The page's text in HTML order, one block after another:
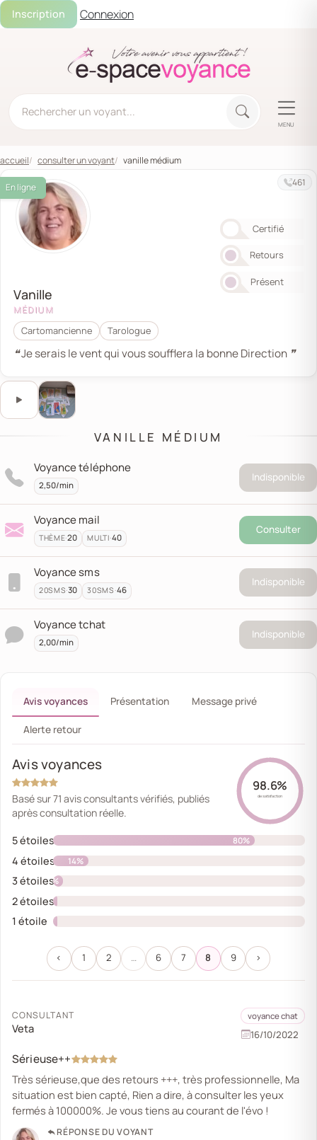
Inscription Connexion
MENU
accueil consulter un voyant vanille médium
VANILLE MÉDIUM
Voyance téléphone
2,50/min
Indisponible
Voyance mail
THÈME·20 MULTI·40
Consulter
Voyance sms
20SMS·30 30SMS ·46
Indisponible
Voyance tchat
2,00/min
Indisponible
En ligne 461
Certifié
Retours
Présent
Vanille
MÉDIUM
Cartomancienne Tarologue
❝ Je serais le vent qui vous soufflera la bonne Direction ❞
Écouter l'audio de présentation
Ce bouton lance ou met en pause l’audio de
Avis voyances Présentation Message privé
Alerte retour
Avis voyances
Basé sur 71 avis consultants vérifiés, publiés
après consultation réelle.
98.6%
de satisfaction
5 étoiles 80%
4 étoiles 14%
3 étoiles
4%
2 étoiles
1%
1 étoile
0%
‹ 1 2 … 6 7 8 9 ›
CONSULTANT
Veta
voyance chat
16/10/2022
Sérieuse++
Très sérieuse,que des retours +++, très professionnelle, Ma
situation est bien capté, Rien a dire, à consulter les yeux
fermés à 100000%. Je vous tiens au courant de l'évo !
RÉPONSE DU VOYANT